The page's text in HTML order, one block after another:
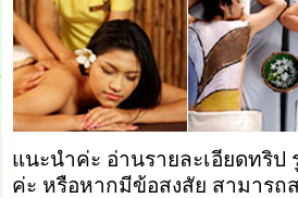
แนะนำค่ะ อ่านรายละเอียดทริ
ค่ะ หรือหากมีข้อสงสัย สามารถ